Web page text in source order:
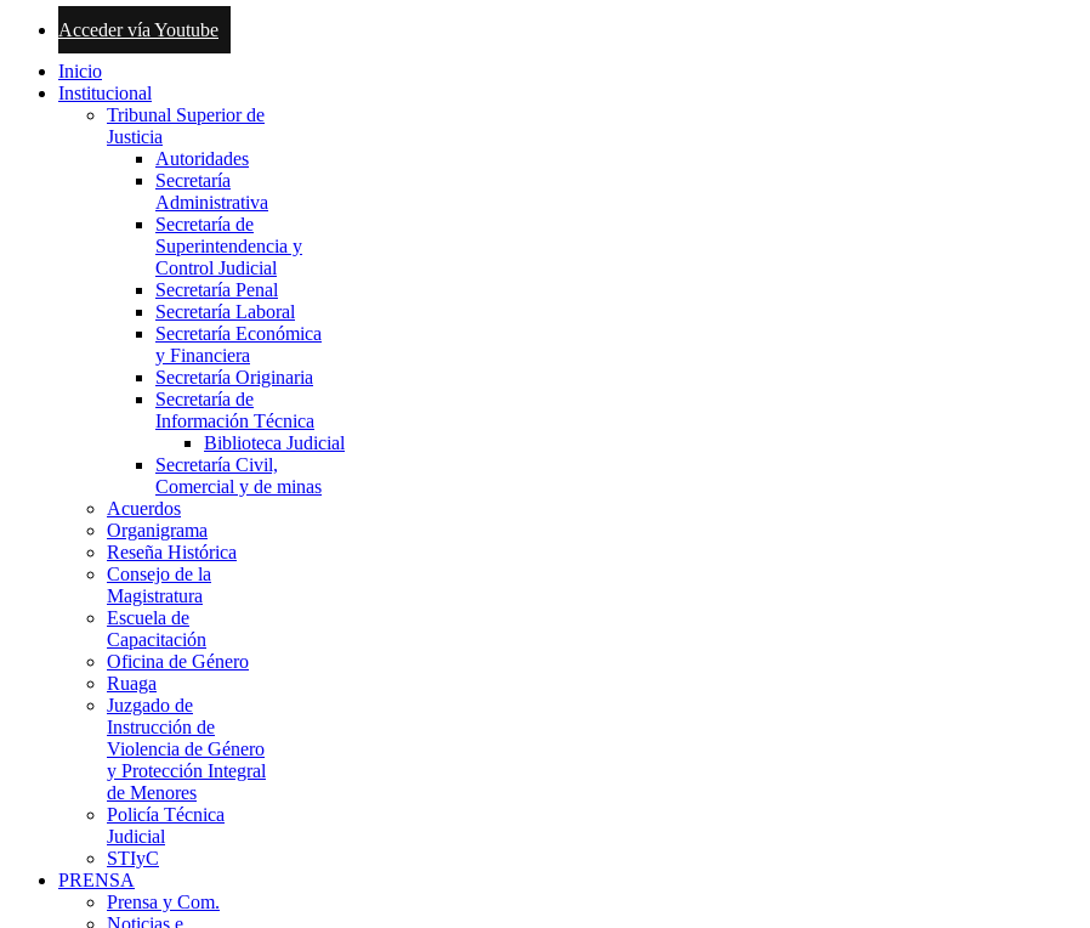
Acceder vía Youtube
Inicio
Institucional
Tribunal Superior de
Justicia
Autoridades
Secretaría
Administrativa
Secretaría de
Superintendencia y
Control Judicial
Secretaría Penal
Secretaría Laboral
Secretaría Económica
y Financiera
Secretaría Originaria
Secretaría de
Información Técnica
Biblioteca Judicial
Secretaría Civil,
Comercial y de minas
Acuerdos
Organigrama
Reseña Histórica
Consejo de la
Magistratura
Escuela de
Capacitación
Oficina de Género
Ruaga
Juzgado de
Instrucción de
Violencia de Género
y Protección Integral
de Menores
Policía Técnica
Judicial
STIyC
PRENSA
Prensa y Com.
Noticias e